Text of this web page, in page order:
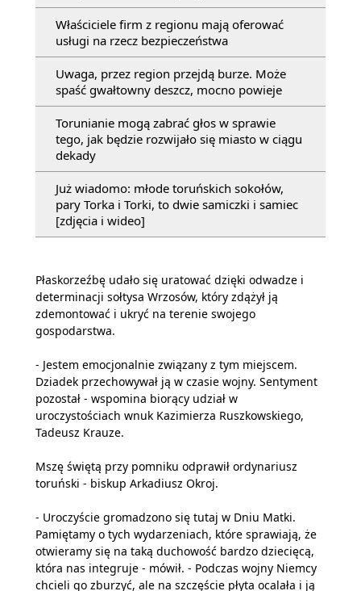
Właściciele firm z regionu mają oferować
usługi na rzecz bezpieczeństwa
Uwaga, przez region przejdą burze. Może
spaść gwałtowny deszcz, mocno powieje
Torunianie mogą zabrać głos w sprawie
tego, jak będzie rozwijało się miasto w ciągu
dekady
Już wiadomo: młode toruńskich sokołów,
pary Torka i Torki, to dwie samiczki i samiec
[zdjęcia i wideo]
Płaskorzeźbę udało się uratować dzięki odwadze i
determinacji sołtysa Wrzosów, który zdążył ją
zdemontować i ukryć na terenie swojego
gospodarstwa.
- Jestem emocjonalnie związany z tym miejscem.
Dziadek przechowywał ją w czasie wojny. Sentyment
pozostał - wspomina biorący udział w
uroczystościach wnuk Kazimierza Ruszkowskiego,
Tadeusz Krauze.
Mszę świętą przy pomniku odprawił ordynariusz
toruński - biskup Arkadiusz Okroj.
- Uroczyście gromadzono się tutaj w Dniu Matki.
Pamiętamy o tych wydarzeniach, które sprawiają, że
otwieramy się na taką duchowość bardzo dziecięcą,
która nas integruje - mówił. - Podczas wojny Niemcy
chcieli go zburzyć, ale na szczęście płyta ocalała i ją